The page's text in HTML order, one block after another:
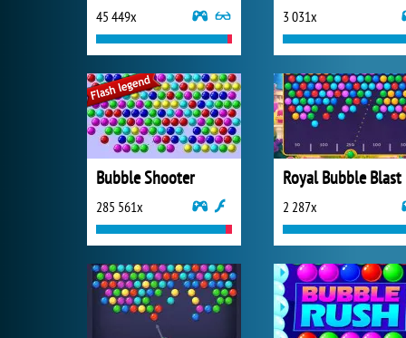
45 449x 3 031x
Bubble Shooter
285 561x
Royal Bubble Blast
2 287x